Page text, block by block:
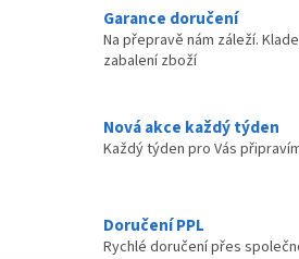
Garance doručení
Na přepravě nám záleží.
zabalení zboží
Nová akce každý týden
Každý týden pro Vás
Doručení PPL
Rychlé doručení přes